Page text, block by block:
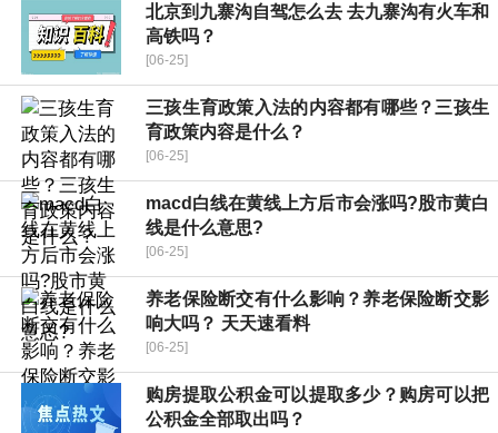
北京到九寨沟自驾怎么去 去九寨沟有火车和
高铁吗？
[06-25]
三孩生育政策入法的内容都有哪些？三孩生
育政策内容是什么？
[06-25]
macd白线在黄线上方后市会涨吗?股市黄白
线是什么意思?
[06-25]
养老保险断交有什么影响？养老保险断交影
响大吗？ 天天速看料
[06-25]
购房提取公积金可以提取多少？购房可以把
公积金全部取出吗？